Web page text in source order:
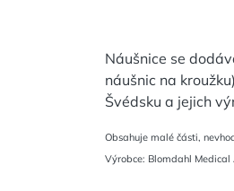
Náušnice se
náušnic na
Švédsku a jejich
Obsahuje malé části,
Výrobce: Blomdahl